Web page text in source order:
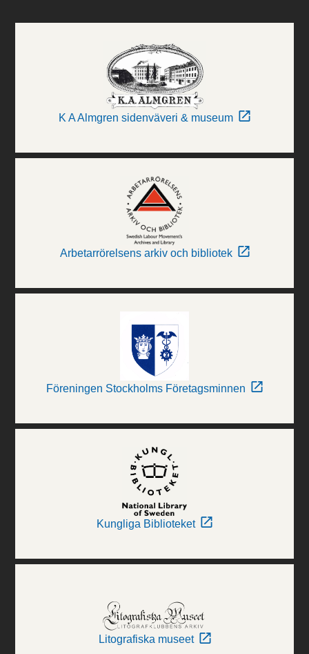
K A Almgren sidenväveri & museum
Arbetarrörelsens arkiv och bibliotek
Föreningen Stockholms Företagsminnen
Kungliga Biblioteket
Litografiska museet